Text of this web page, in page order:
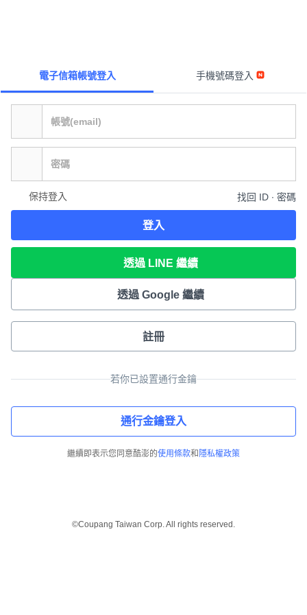
電子信箱帳號登入 手機號碼登入
保持登入 找回 ID ∙ 密碼
登入
透過 LINE 繼續
透過 Google 繼續
註冊
若你已設置通行金鑰
通行金鑰登入
繼續即表示您同意酷澎的使用條款和 隱私權政策
©Coupang Taiwan Corp. All rights reserved.